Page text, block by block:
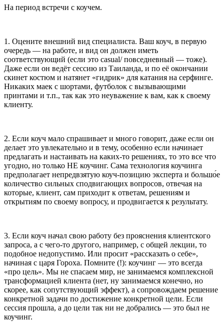
На период встречи с коучем.
1. Оцените внешний вид специалиста. Ваш коуч, в первую
очередь — на работе, и вид он должен иметь
соответствующий (если это casual/ повседневный — тоже).
Даже если он ведёт сессию из Таиланда, и по её окончании
скинет костюм и натянет «гидрик» для катания на серфинге.
Никаких маек с шортами, футболок с вызывающими
принтами и т.п., так как это неуважение к вам, как к своему
клиенту.
2. Если коуч мало спрашивает и много говорит, даже если он
делает это увлекательно и в тему, особенно если начинает
предлагать и настаивать на каких-то решениях, то это все что
угодно, но только НЕ коучинг. Сама технология коучинга
предполагает непредвзятую коуч-позицию эксперта и большо́е
количество сильных сподвигающих вопросов, отвечая на
которые, клиент, сам приходит к ответам, решениям и
открытиям по своему вопросу, и продвигается к результату.
3. Если коуч начал свою работу без прояснения клиентского
запроса, а с чего-то другого, например, с общей лекции, то
подобное недопустимо. Или просит «рассказать о себе»,
начиная с царя Гороха. Помните (!): коучинг — это всегда
«про цель». Мы не спасаем мир, не занимаемся комплексной
трансформацией клиента (нет, ну занимаемся конечно, но
скорее, как сопутствующий эффект), а сопровождаем решение
конкретной задачи по достижение конкретной цели. Если
сессия прошла, а до цели так ни не добрались — это был не
коучинг.